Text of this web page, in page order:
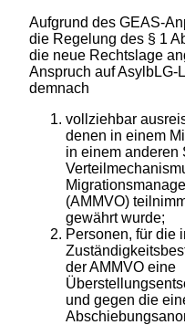
Aufgrund des GEAS-
die Regelung des § 1
die neue Rechtslage
Anspruch auf AsylbLG-
demnach
vollziehbar
denen in einem
in einem anderen
(AMMVO)
gewährt wurde;
Personen, für die
der AMMVO eine
und gegen die